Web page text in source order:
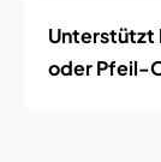
Unterstützt
oder Pfeil-